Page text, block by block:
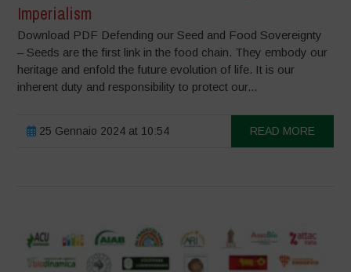
Imperialism
Download PDF Defending our Seed and Food Sovereignty
– Seeds are the first link in the food chain. They embody our
heritage and enfold the future evolution of life. It is our
inherent duty and responsibility to protect our...
25 Gennaio 2024 at 10:54 READ MORE